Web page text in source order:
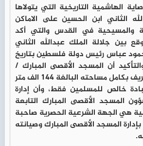
الهاشمية التاريخية التي يتولاها
الثاني ابن الحسين على الاماكن
والمسيحية في القدس والتي أكد
بين جلالة الملك عبدالله الثاني
عباس رئيس دولة فلسطين بتاريخ
2013، والتأكيد أن المسجد الأقصى المبارك /
الحرم القدسي الشريف بكامل مساحته البالغة 144 الف متر
خالص للمسلمين فقط، وأن إدارة
المسجد الأقصى المبارك التابعة
هي الجهة الشرعية الحصرية صاحبة
المسجد الأقصى المبارك وصيانته